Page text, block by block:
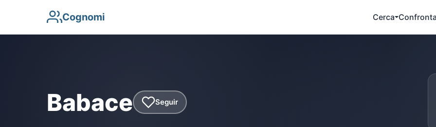
Cognomi Cerca
Babace Seguir